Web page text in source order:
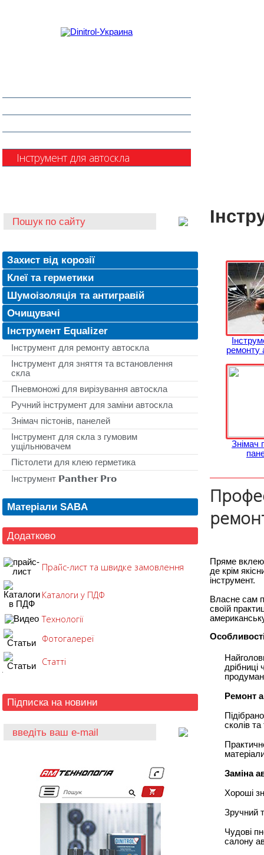
Інструмент для автоскла
Захист від корозії
Клеї та герметики
Шумоізоляція та антигравій
Очищувачі
Інструмент Equalizer
Інструмент для ремонту автоскла
Інструмент для зняття та встановлення
скла
Пневмоножі для вирізування автоскла
Ручний інструмент для заміни автоскла
Знімач пістонів, панелей
Інструмент для скла з гумовим
ущільнювачем
Пістолети для клею герметика
Інструмент 𝗣𝗮𝗻𝘁𝗵𝗲𝗿 𝗣𝗿𝗼
Матеріали SABA
Додатково
Прайс-лист та швидке замовлення
Каталоги у ПДФ
Технології
Фотогалереї
Статті
Підписка на новини
ремонту
Знімач
Пряме
де крім
інструмент.
Власне сам
своїй
дрібниці
Ремонт
сколів
Заміна
Хороші
Зручний
Чудові
салону